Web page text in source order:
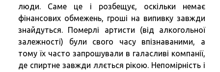
люди. Саме це і розбещує, оскільки немає
фінансових обмежень, гроші на випивку завжди
знайдуться. Померлі артисти (від алкогольної
залежності) були свого часу впізнаваними, а
тому їх часто запрошували в галасливі компанії,
де спиртне завжди ллється рікою. Непомірність і